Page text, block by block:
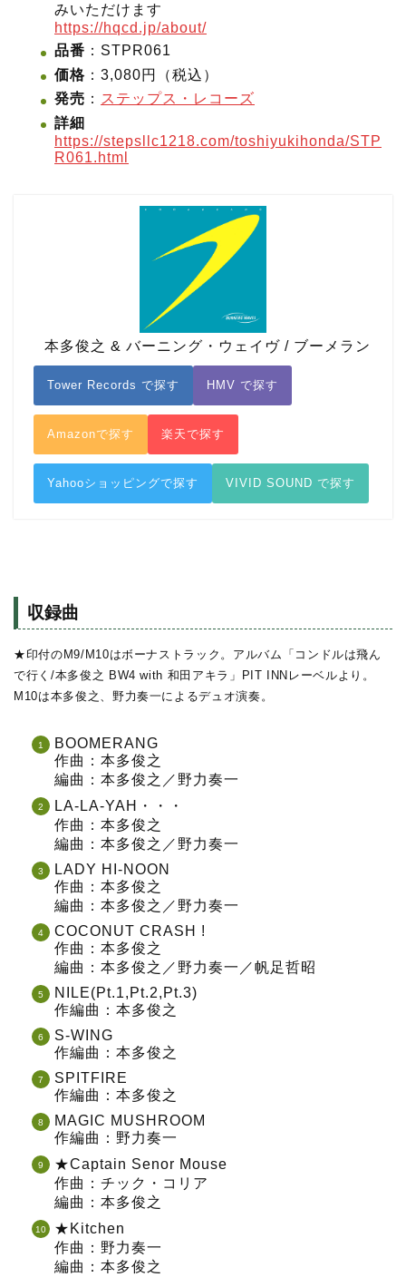
みいただけます
https://hqcd.jp/about/
品番 ：STPR061
価格 ：3,080円（税込）
発売 ： ステップス・レコーズ
詳細
https://stepsllc1218.com/toshiyukihonda/STP
R061.html
本多俊之 & バーニング・ウェイヴ / ブーメラン
Tower Records で探す HMV で探す
Amazonで探す 楽天で探す
Yahooショッピングで探す VIVID SOUND で探す
収録曲
★印付のM9/M10はボーナストラック。アルバム「コンドルは飛ん
で行く/本多俊之 BW4 with 和田アキラ」PIT INNレーベルより。
M10は本多俊之、野力奏一によるデュオ演奏。
BOOMERANG
作曲：本多俊之
編曲：本多俊之／野力奏一
LA-LA-YAH・・・
作曲：本多俊之
編曲：本多俊之／野力奏一
LADY HI-NOON
作曲：本多俊之
編曲：本多俊之／野力奏一
COCONUT CRASH !
作曲：本多俊之
編曲：本多俊之／野力奏一／帆足哲昭
NILE(Pt.1,Pt.2,Pt.3)
作編曲：本多俊之
S-WING
作編曲：本多俊之
SPITFIRE
作編曲：本多俊之
MAGIC MUSHROOM
作編曲：野力奏一
★Captain Senor Mouse
作曲：チック・コリア
編曲：本多俊之
★Kitchen
作曲：野力奏一
編曲：本多俊之